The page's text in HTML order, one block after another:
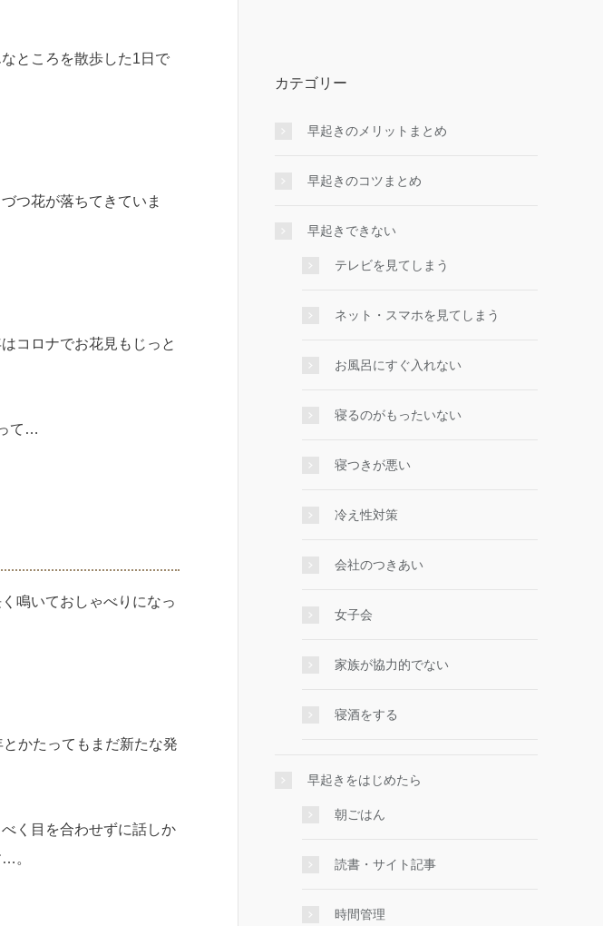
ところを散歩した1日で
つ花が落ちてきていま
コロナでお花見もじっと
て…
鳴いておしゃべりになっ
かたってもまだ新たな発
く目を合わせずに話しか
。
カテゴリー
早起きのメリットまとめ
早起きのコツまとめ
早起きできない
テレビを見てしまう
ネット・スマホを見てしまう
お風呂にすぐ入れない
寝るのがもったいない
寝つきが悪い
冷え性対策
会社のつきあい
女子会
家族が協力的でない
寝酒をする
早起きをはじめたら
朝ごはん
読書・サイト記事
時間管理